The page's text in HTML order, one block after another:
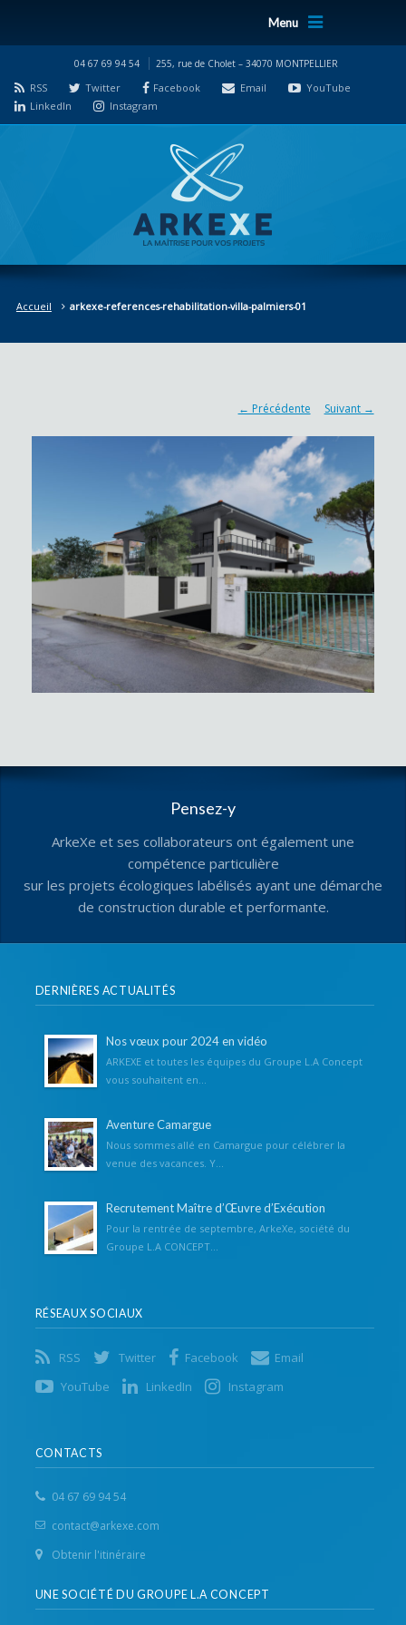
Menu
04 67 69 94 54 255, rue de Cholet – 34070 MONTPELLIER
RSS Twitter Facebook Email
YouTube
LinkedIn
Instagram
Accueil arkexe-references-rehabilitation-villa-palmiers-01
← Précédente Suivant →
Pensez-y
ArkeXe et ses collaborateurs ont également une
compétence particulière
sur les projets écologiques labélisés ayant une démarche
de construction durable et performante.
DERNIÈRES ACTUALITÉS
Nos vœux pour 2024 en vidéo
ARKEXE et toutes les équipes du Groupe L.A Concept
vous souhaitent en...
Aventure Camargue
Nous sommes allé en Camargue pour célébrer la
venue des vacances. Y...
Recrutement Maître d’Œuvre d’Exécution
Pour la rentrée de septembre, ArkeXe, société du
Groupe L.A CONCEPT...
RÉSEAUX SOCIAUX
RSS Twitter Facebook
Email
YouTube
LinkedIn Instagram
CONTACTS
04 67 69 94 54
contact@arkexe.com
Obtenir l'itinéraire
UNE SOCIÉTÉ DU GROUPE L.A CONCEPT